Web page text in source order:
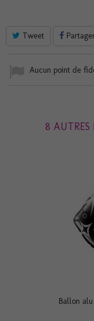
Tweet
Aucun point de
8
Ballon